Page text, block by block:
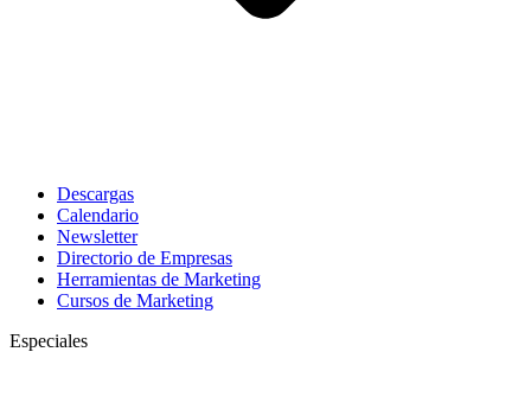
Descargas
Calendario
Newsletter
Directorio de Empresas
Herramientas de Marketing
Cursos de Marketing
Especiales